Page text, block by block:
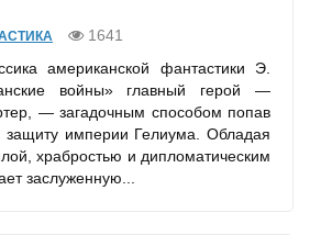
1641
американской фантастики Э.
войны» главный герой —
— загадочным способом попав
защиту империи Гелиума. Обладая
храбростью и дипломатическим
заслуженную...